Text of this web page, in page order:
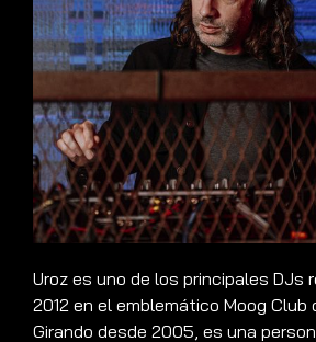
Uroz es uno de los principales DJs
2012 en el emblemático Moog Club
Girando desde 2005, es una